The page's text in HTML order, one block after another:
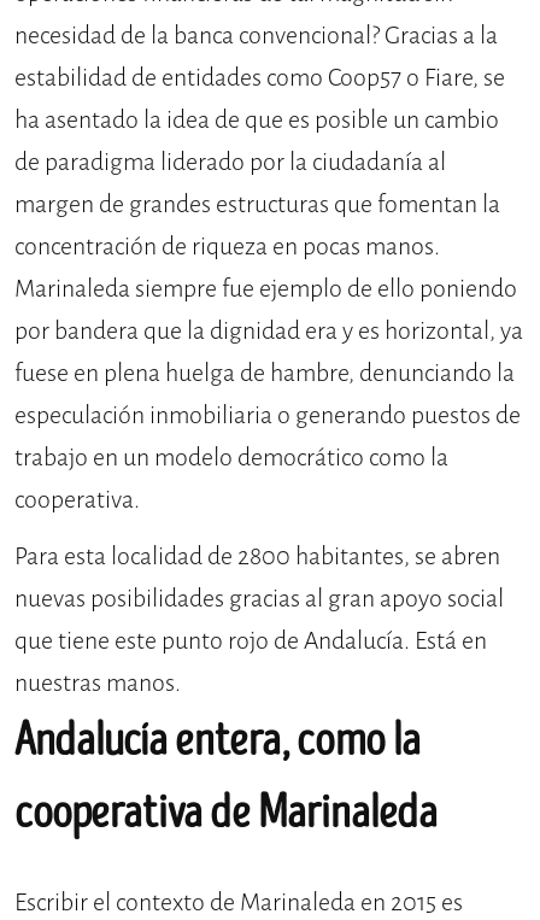
necesidad de la banca convencional? Gracias a la
estabilidad de entidades como Coop57 o Fiare, se
ha asentado la idea de que es posible un cambio
de paradigma liderado por la ciudadanía al
margen de grandes estructuras que fomentan la
concentración de riqueza en pocas manos.
Marinaleda siempre fue ejemplo de ello poniendo
por bandera que la dignidad era y es horizontal, ya
fuese en plena huelga de hambre, denunciando la
especulación inmobiliaria o generando puestos de
trabajo en un modelo democrático como la
cooperativa.
Para esta localidad de 2800 habitantes, se abren
nuevas posibilidades gracias al gran apoyo social
que tiene este punto rojo de Andalucía. Está en
nuestras manos.
Andalucía entera, como la
cooperativa de Marinaleda
Escribir el contexto de Marinaleda en 2015 es